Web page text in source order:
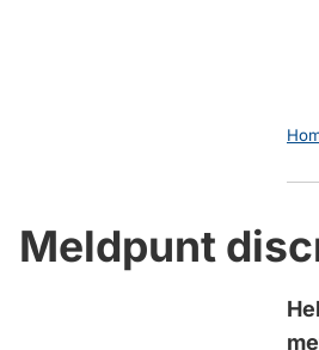
Meldpunt